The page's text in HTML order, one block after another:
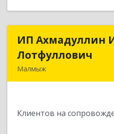
ИП Ахмадуллин
Лотфуллович
Малмыж
Клиентов на
ИП